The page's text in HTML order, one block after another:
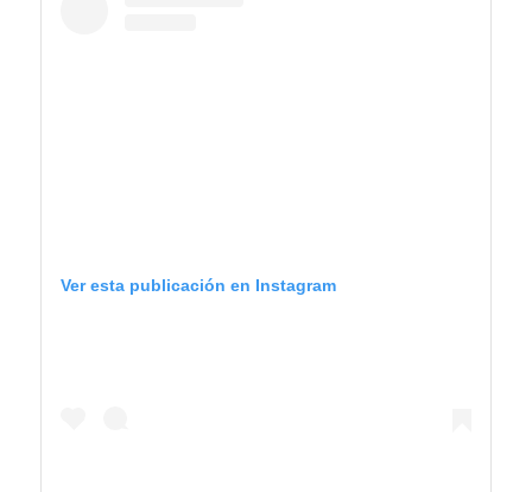
Ver esta publicación en Instagram